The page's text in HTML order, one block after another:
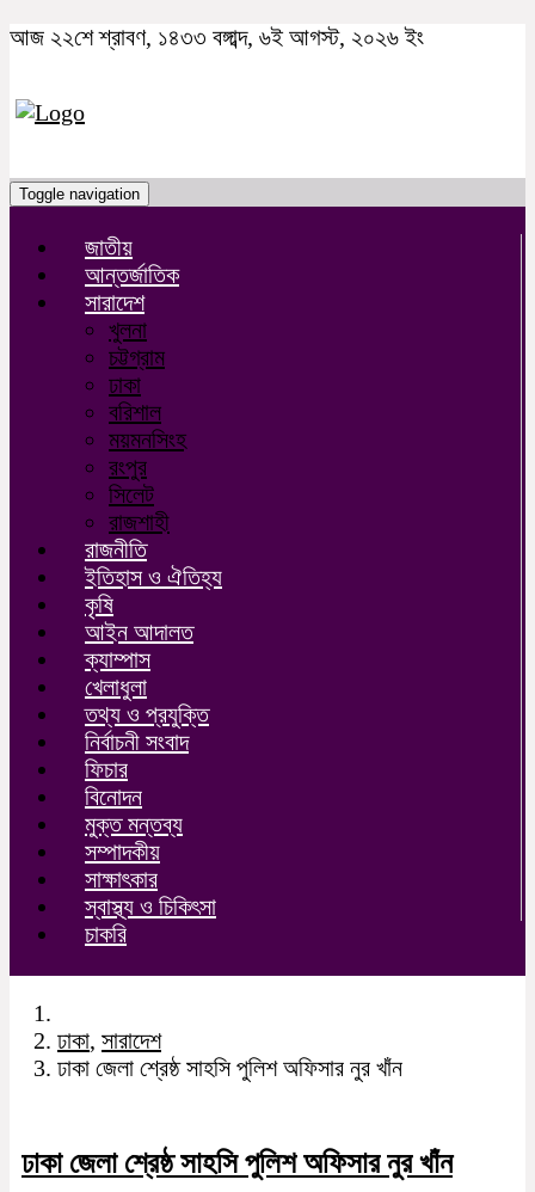
আজ ২২শে শ্রাবণ, ১৪৩৩ বঙ্গাব্দ, ৬ই আগস্ট, ২০২৬ ইং
Toggle navigation
জাতীয়
আন্তর্জাতিক
সারাদেশ
খুলনা
চট্টগ্রাম
ঢাকা
বরিশাল
ময়মনসিংহ
রংপুর
সিলেট
রাজশাহী
রাজনীতি
ইতিহাস ও ঐতিহ্য
কৃষি
আইন আদালত
ক্যাম্পাস
খেলাধুলা
তথ্য ও প্রযুক্তি
নির্বাচনী সংবাদ
ফিচার
বিনোদন
মুক্ত মন্তব্য
সম্পাদকীয়
সাক্ষাৎকার
স্বাস্থ্য ও চিকিৎসা
চাকরি
ঢাকা, সারাদেশ
ঢাকা জেলা শ্রেষ্ঠ সাহসি পুলিশ অফিসার নুর খাঁন
ঢাকা জেলা শ্রেষ্ঠ সাহসি পুলিশ অফিসার নুর খাঁন